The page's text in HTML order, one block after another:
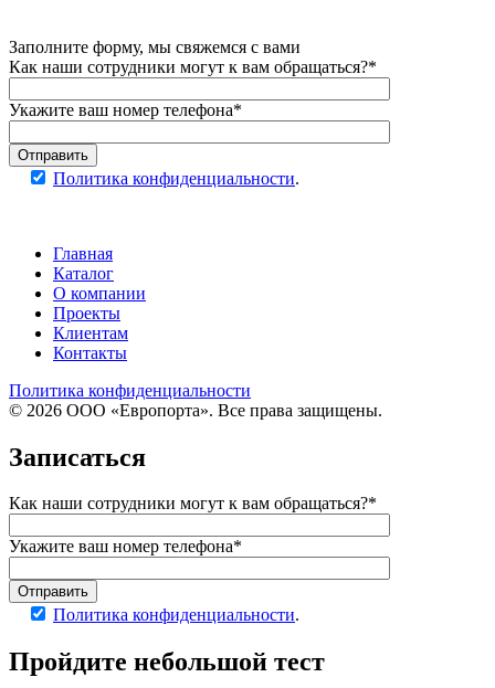
Заполните форму, мы свяжемся с вами
Как наши сотрудники могут к вам обращаться?*
Укажите ваш номер телефона*
Отправить
Политика конфиденциальности.
Главная
Каталог
О компании
Проекты
Клиентам
Контакты
Политика конфиденциальности
© 2026 ООО «Европорта». Все права защищены.
Записаться
Как наши сотрудники могут к вам обращаться?*
Укажите ваш номер телефона*
Отправить
Политика конфиденциальности.
Пройдите небольшой тест